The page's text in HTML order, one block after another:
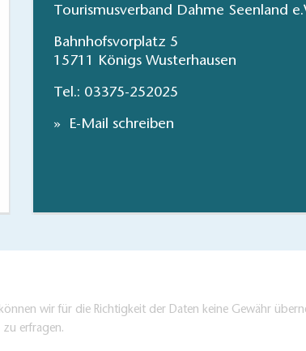
Parks und Gärten in Brandenburg
Tourismusverband Dahme Seenland
Bahnhofsvorplatz 5
15711 Königs Wusterhausen
Tel.: 03375-252025
E-Mail schreiben
wir für die Richtigkeit der Daten keine Gewähr
erfragen.